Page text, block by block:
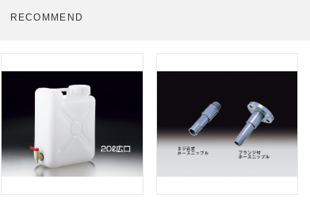
RECOMMEND